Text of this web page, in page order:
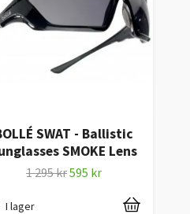
SWAT - Ballistic
SMOKE Lens
1 295 kr595 kr
I lager